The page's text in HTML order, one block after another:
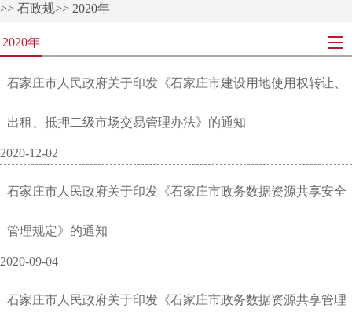
>> 石政规>> 2020年
2020年
石家庄市人民政府关于印发《石家庄市建设用地使用权转让、
出租、抵押二级市场交易管理办法》的通知
2020-12-02
石家庄市人民政府关于印发《石家庄市政务数据资源共享安全
管理规定》的通知
2020-09-04
石家庄市人民政府关于印发《石家庄市政务数据资源共享管理